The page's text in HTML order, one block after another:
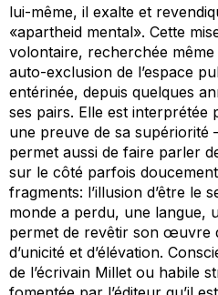
lui-même, il exalte et
«apartheid mental». Cette
volontaire, recherchée
auto-exclusion de l’espace
entérinée, depuis quelques
ses pairs. Elle est interprétée
une preuve de sa supériorité
permet aussi de faire parler
sur le côté parfois
fragments: l’illusion d’être le
monde a perdu, une langue,
permet de revêtir son œuvre
d’unicité et d’élévation.
de l’écrivain Millet ou habile